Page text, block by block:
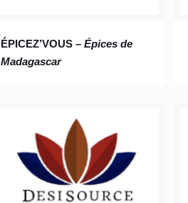
ÉPICEZ’VOUS –Épices de
Madagascar